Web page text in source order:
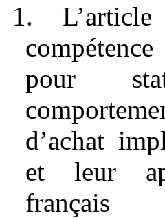
1.
pour
d’achat
et leur
français